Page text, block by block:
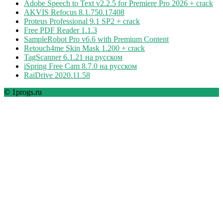
Adobe Speech to Text v2.2.5 for Premiere Pro 2026 + crack
AKVIS Refocus 8.1.750.17408
Proteus Professional 9.1 SP2 + crack
Free PDF Reader 1.1.3
SampleRobot Pro v6.6 with Premium Content
Retouch4me Skin Mask 1.200 + crack
TagScanner 6.1.21 на русском
iSpring Free Cam 8.7.0 на русском
RaiDrive 2020.11.58
© 1progs.ru